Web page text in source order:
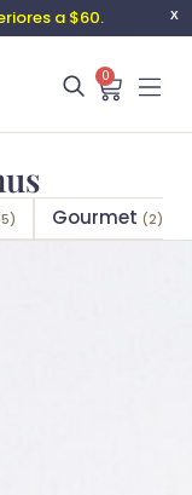
X
a $60.
0
Gourmet (2)